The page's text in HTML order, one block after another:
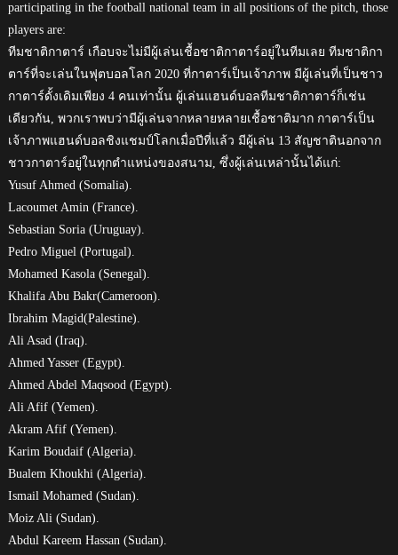
participating in the football national team in all positions of the pitch, those
players are:
ทีมชาติกาตาร์ เกือบจะไม่มีผู้เล่นเชื้อชาติกาตาร์อยู่ในทีมเลย ทีมชาติกา
ตาร์ที่จะเล่นในฟุตบอลโลก 2020 ที่กาตาร์เป็นเจ้าภาพ มีผู้เล่นที่เป็นชาว
กาตาร์ดั้งเดิมเพียง 4 คนเท่านั้น ผู้เล่นแฮนด์บอลทีมชาติกาตาร์ก็เช่น
เดียวกัน, พวกเราพบว่ามีผู้เล่นจากหลายหลายเชื้อชาติมาก กาตาร์เป็น
เจ้าภาพแฮนด์บอลชิงแชมป์โลกเมื่อปีที่แล้ว มีผู้เล่น 13 สัญชาตินอกจาก
ชาวกาตาร์อยู่ในทุกตำแหน่งของสนาม, ซึ่งผู้เล่นเหล่านั้นได้แก่:
Yusuf Ahmed (Somalia).
Lacoumet Amin (France).
Sebastian Soria (Uruguay).
Pedro Miguel (Portugal).
Mohamed Kasola (Senegal).
Khalifa Abu Bakr(Cameroon).
Ibrahim Magid(Palestine).
Ali Asad (Iraq).
Ahmed Yasser (Egypt).
Ahmed Abdel Maqsood (Egypt).
Ali Afif (Yemen).
Akram Afif (Yemen).
Karim Boudaif (Algeria).
Bualem Khoukhi (Algeria).
Ismail Mohamed (Sudan).
Moiz Ali (Sudan).
Abdul Kareem Hassan (Sudan).